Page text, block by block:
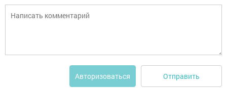
Авторизоваться Отправить